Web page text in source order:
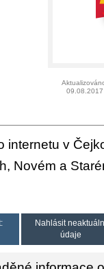
09.08.2017
internetu v
Novém a
Nahlásit
údaje